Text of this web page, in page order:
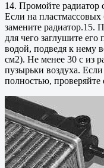
14. Промойте радиатор
Если на пластмассовых
замените радиатор.15.
для чего заглушите его
водой, подведя к нему
см2). Не менее 30 с из
пузырьки воздуха.
полностью, проверяйте